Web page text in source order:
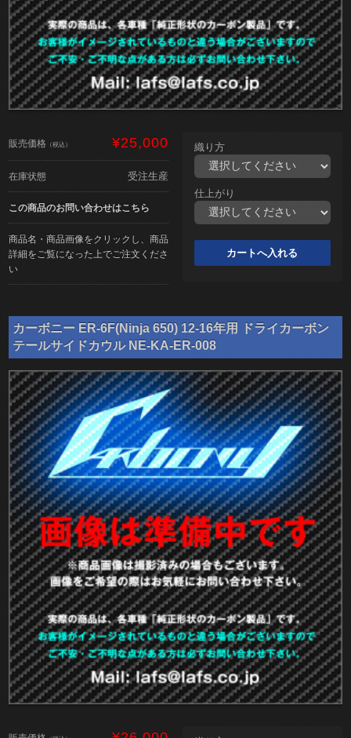
販売価格 （税込） ¥25,000
在庫状態 受注生産
この商品のお問い合わせはこちら
商品名・商品画像をクリックし、商品
詳細をご覧になった上でご注文くださ
い
織り方
仕上がり
カーボニー ER-6F(Ninja 650) 12-16年用 ドライカーボン
テールサイドカウル NE-KA-ER-008